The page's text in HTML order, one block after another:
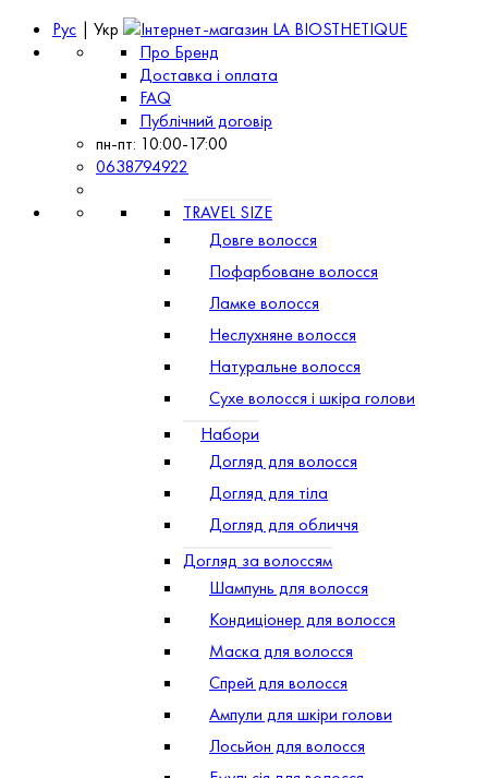
Рус | Укр
Про Бренд
Доставка і оплата
FAQ
Публічний договір
пн-пт: 10:00-17:00
0638794922
TRAVEL SIZE
Довге волосся
Пофарбоване волосся
Ламке волосся
Неслухняне волосся
Натуральне волосся
Сухе волосся і шкіра голови
Набори
Догляд для волосся
Догляд для тіла
Догляд для обличчя
Догляд за волоссям
Шампунь для волосся
Кондиціонер для волосся
Маска для волосся
Спрей для волосся
Ампули для шкіри голови
Лосьйон для волосся